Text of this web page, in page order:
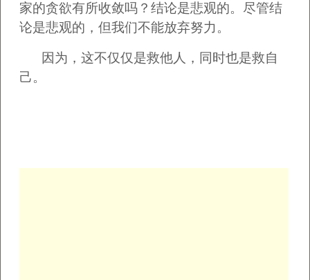
家的贪欲有所收敛吗？结论是悲观的。尽管结
论是悲观的，但我们不能放弃努力。
因为，这不仅仅是救他人，同时也是救自
己。